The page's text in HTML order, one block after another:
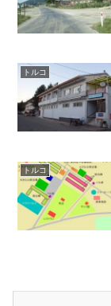
トルコ
トルコ